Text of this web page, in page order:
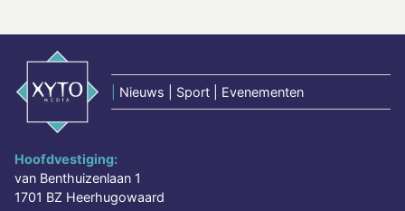
Nieuws | Sport | Evenementen
Hoofdvestiging:
van Benthuizenlaan 1
1701 BZ Heerhugowaard